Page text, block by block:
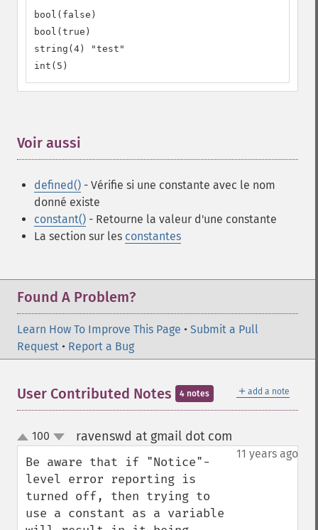
bool(false)
bool(true)
string(4) "test"
int(5)
Voir aussi
defined() - Vérifie si une constante avec le nom
donné existe
constant() - Retourne la valeur d'une constante
La section sur les constantes
Found A Problem?
Learn How To Improve This Page • Submit a Pull
Request • Report a Bug
＋ add a note
User Contributed Notes 4 notes
up
down
100 ravenswd at gmail dot com
11 years ago
Be aware that if "Notice"-
level error reporting is
turned off, then trying to
use a constant as a variable